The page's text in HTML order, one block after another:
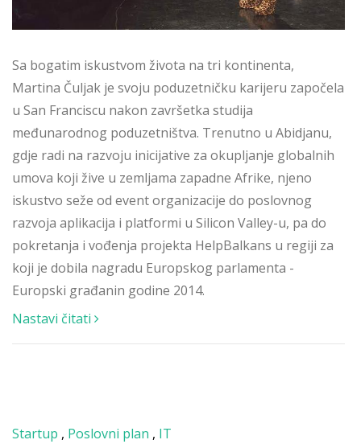
Sa bogatim iskustvom života na tri kontinenta,
Martina Čuljak je svoju poduzetničku karijeru započela
u San Franciscu nakon završetka studija
međunarodnog poduzetništva. Trenutno u Abidjanu,
gdje radi na razvoju inicijative za okupljanje globalnih
umova koji žive u zemljama zapadne Afrike, njeno
iskustvo seže od event organizacije do poslovnog
razvoja aplikacija i platformi u Silicon Valley-u, pa do
pokretanja i vođenja projekta HelpBalkans u regiji za
koji je dobila nagradu Europskog parlamenta -
Europski građanin godine 2014.
Nastavi čitati
Startup , Poslovni plan , IT